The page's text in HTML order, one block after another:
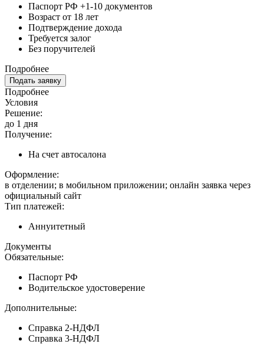
Паспорт РФ +1-10 документов
Возраст от 18 лет
Подтверждение дохода
Требуется залог
Без поручителей
Подробнее
Подать заявку
Подробнее
Условия
Решение:
до 1 дня
Получение:
На счет автосалона
Оформление:
в отделении; в мобильном приложении; онлайн заявка через
официальный сайт
Тип платежей:
Аннуитетный
Документы
Обязательные:
Паспорт РФ
Водительское удостоверение
Дополнительные:
Справка 2-НДФЛ
Справка 3-НДФЛ